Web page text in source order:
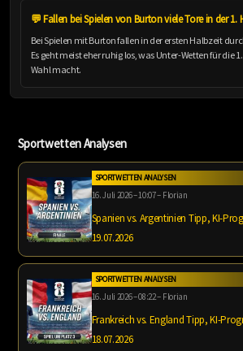
💬 Fallen bei Spielen von Burton viele Tore in der 1.
Bei Spielen mit Burton fallen in der ersten Halbzeit
Es geht meist eher ruhig los, was Unter-Wetten für die
Wahl macht.
Sportwetten Analysen
SPORTWETTEN ANALYSEN
16. Juli 2026 – 10:07 – Florian
Spanien vs. Argentinien Tipp, KI-
19.07.2026
SPORTWETTEN ANALYSEN
16. Juli 2026 – 08:22 – Florian
Frankreich vs. England Tipp, KI-
18.07.2026